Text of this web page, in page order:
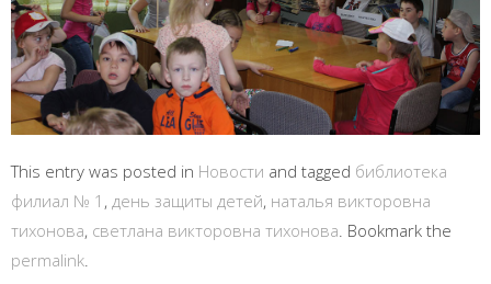
This entry was posted in Новости and tagged библиотека
филиал № 1 , день защиты детей, наталья викторовна
тихонова, светлана викторовна тихонова. Bookmark the
permalink.